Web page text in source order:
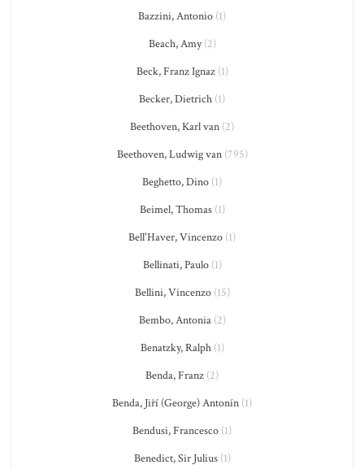
Bazzini, Antonio (1)
Beach, Amy(2)
Beck, Franz Ignaz(1)
Becker, Dietrich (1)
Beethoven, Karl van (2)
Beethoven, Ludwig van(795)
Beghetto, Dino (1)
Beimel, Thomas(1)
Bell'Haver, Vincenzo (1)
Bellinati, Paulo(1)
Bellini, Vincenzo(15)
Bembo, Antonia(2)
Benatzky, Ralph(1)
Benda, Franz (2)
Benda, Jiří (George) Antonín (1)
Bendusi, Francesco (1)
Benedict, Sir Julius(1)